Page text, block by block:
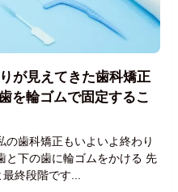
が見えてきた歯科矯正
を輪ゴムで固定するこ
の歯科矯正もいよいよ終わり
と下の歯に輪ゴムをかける 先
終段階です...